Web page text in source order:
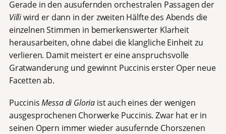
Gerade in den ausufernden orchestralen Passagen der
Villiwird er dann in der zweiten Hälfte des Abends die
einzelnen Stimmen in bemerkenswerter Klarheit
herausarbeiten, ohne dabei die klangliche Einheit zu
verlieren. Damit meistert er eine anspruchsvolle
Gratwanderung und gewinnt Puccinis erster Oper neue
Facetten ab.
PuccinisMessa di Gloria ist auch eines der wenigen
ausgesprochenen Chorwerke Puccinis. Zwar hat er in
seinen Opern immer wieder ausufernde Chorszenen